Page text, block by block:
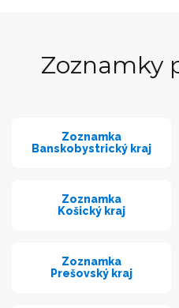
Zoznamky
Zoznamka
Banskobystrický kraj
Zoznamka
Košický kraj
Zoznamka
Prešovský kraj